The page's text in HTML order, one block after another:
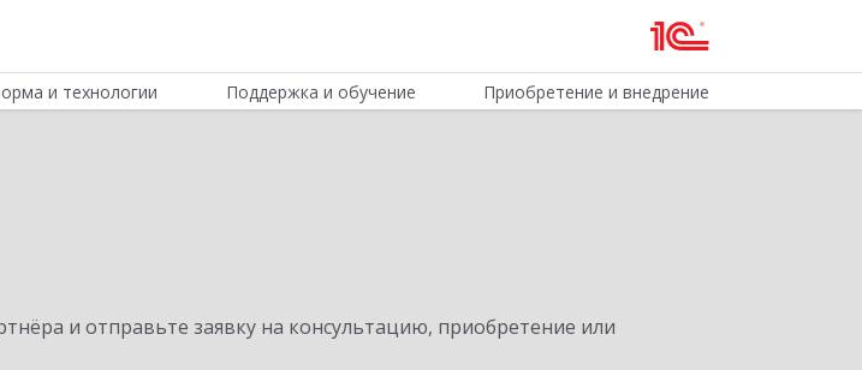
и технологии Поддержка и обучение Приобретение и внедрение
и отправьте заявку на консультацию, приобретение или